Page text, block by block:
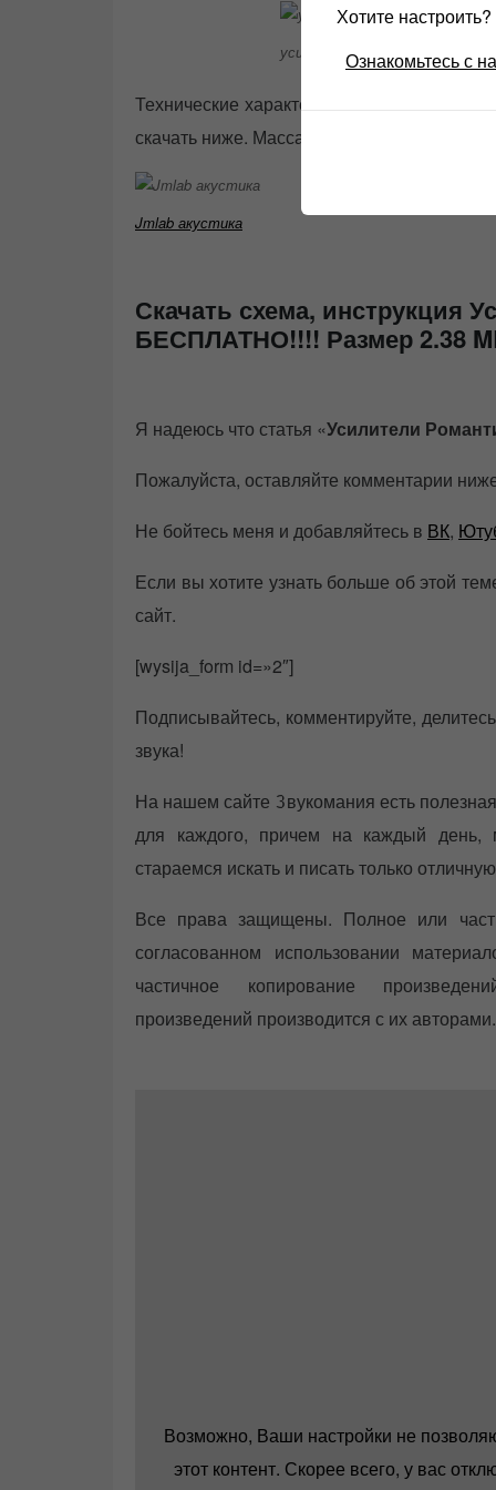
усилитель романтика
Технические характеристики «усилитель
скачать ниже. Масса любого из
Jmlab акустика
Скачать схема, инструкция
БЕСПЛАТНО!!!! Размер 2.38
Я надеюсь что статья «Усилители
Пожалуйста, оставляйте комментарии
Не бойтесь меня и добавляйтесь в ВК,
Если вы хотите узнать больше об этой
сайт.
[wysija_form id=»2″]
Подписывайтесь, комментируйте,
звука!
На нашем сайте Звукомания есть
для каждого, причем на каждый день,
стараемся искать и писать только
Все права защищены. Полное или
согласованном использовании
частичное копирование
произведений производится с их авторами.
Возможно, Ваши настройки не
этот контент. Скорее всего, у вас
Хотите
Ознакомьтесь с